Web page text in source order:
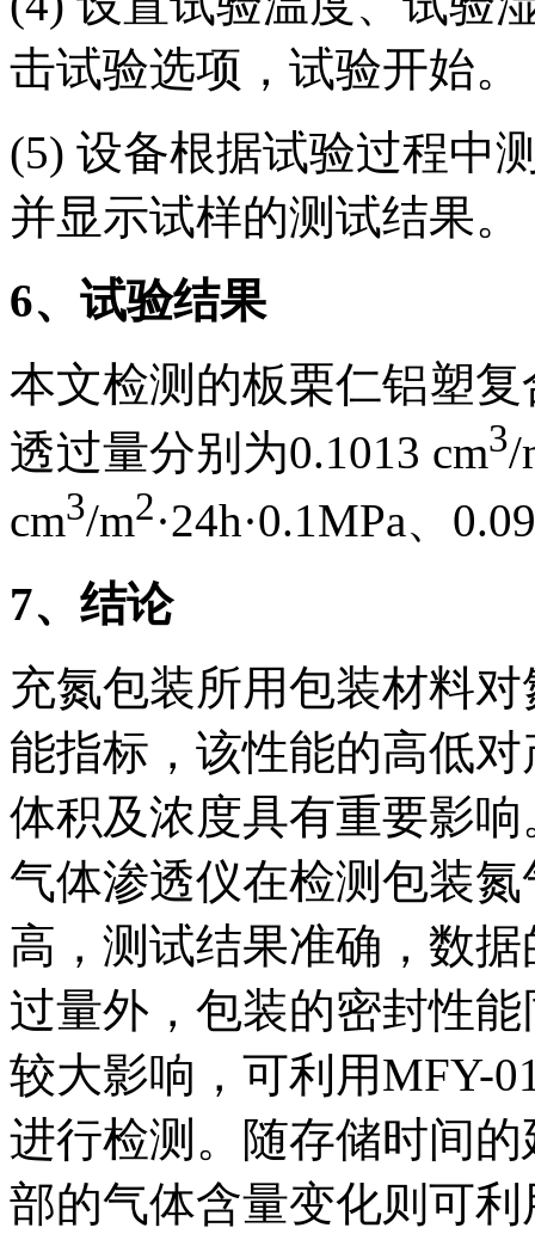
击试验选项，试验开始。
(5) 设备根据试验过程中
并显示试样的测试结果。
6、试验结果
本文检测的板栗仁铝塑
透过量分别为0.1013 cm3/
cm3/m2·24h·0.1MPa、
7、结论
充氮包装所用包装材料
能指标，该性能的高低
体积及浓度具有重要影
气体渗透仪在检测包装
高，测试结果准确，数
过量外，包装的密封性
较大影响，可利用MFY-
进行检测。随存储时间
部的气体含量变化则可